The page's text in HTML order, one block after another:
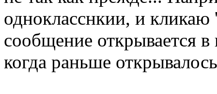
однокласснкии, и
сообщение открывается
когда раньше